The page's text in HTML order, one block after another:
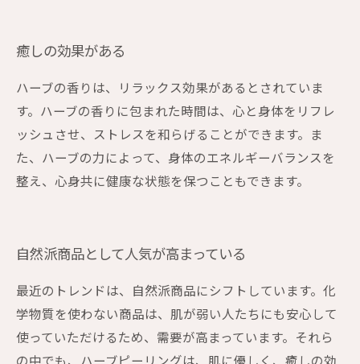
癒しの効果がある
ハーブの香りは、リラックス効果があるとされていま
す。ハーブの香りに包まれた時間は、心と身体をリフレ
ッシュさせ、ストレスを和らげることができます。ま
た、ハーブの力によって、身体のエネルギーバランスを
整え、心身共に健康な状態を保つこともできます。
自然派商品として人気が高まっている
最近のトレンドは、自然派商品にシフトしています。化
学物質を使わない商品は、肌が弱い人たちにも安心して
使っていただけるため、需要が高まっています。それら